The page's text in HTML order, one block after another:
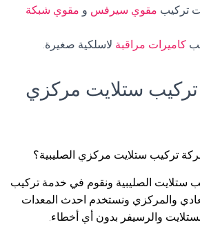
تركيب مقوي سيرفس و مقوي شبكة
كاميرات مراقبة لاسلكية صغيرة.
ستلايت مركزي
تركيب ستلايت مركزي الصليبية؟
الصليبية ونقوم في خدمة تركيب
والمركزي ونستخدم احدث المعدات
والرسيفر بدون أي أخطاء.